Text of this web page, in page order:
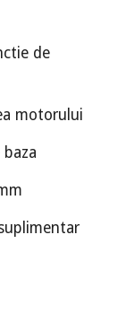
de
motorului